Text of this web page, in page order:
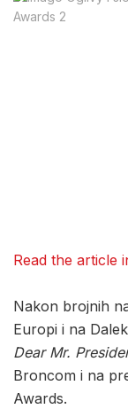
Read the article
Nakon brojnih
Europi i na
Dear Mr.
Broncom i na
Awards.